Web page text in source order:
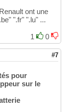
ont une
".fr" ".lu" ...
1
0
#7
pour
sur le